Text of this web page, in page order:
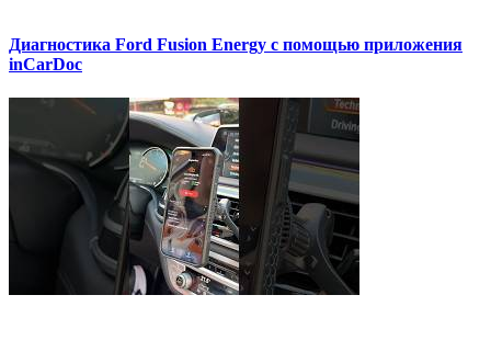
Диагностика Ford Fusion Energy с помощью приложения
inCarDoc